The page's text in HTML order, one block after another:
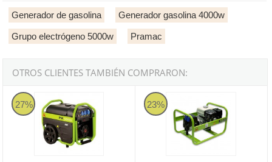
Generador de gasolina Generador gasolina 4000w
Grupo electrógeno 5000w Pramac
OTROS CLIENTES TAMBIÉN COMPRARON:
27%
Pramac PX5000 - Generador Eléctrico Monofásico AVR
23%
Pramac E4000 - Generador